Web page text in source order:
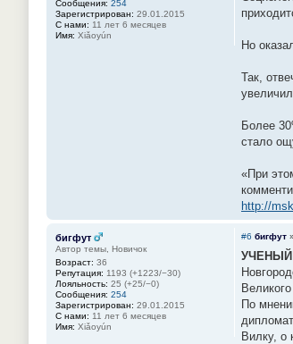
Сообщения: 254
Зарегистрирован: 29.01.2015
С нами: 11 лет 6 месяцев
Имя: Xiǎoyún
Но
Так,
Более
стало
«При
http://
бигфут
Автор темы, Новичок
Возраст: 36
Репутация: 1193 (+1223/−30)
Лояльность: 25 (+25/−0)
Сообщения: 254
Зарегистрирован: 29.01.2015
С нами: 11 лет 6 месяцев
Имя: Xiǎoyún
#6 бигфут »
УЧЕНЫЙ
По
дипломат.
Вилку, о